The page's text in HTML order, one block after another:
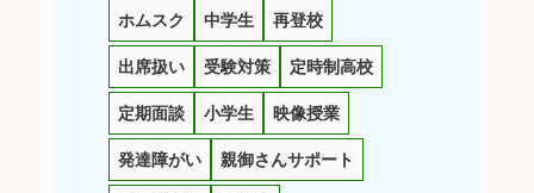
ホムスク 中学生 再登校
出席扱い 受験対策 定時制高校
定期面談 小学生 映像授業
発達障がい 親御さんサポート